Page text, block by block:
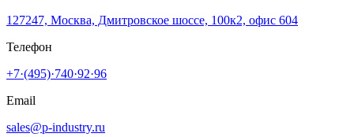
127247, Москва, Дмитровское шоссе, 100к2, офис 604
Телефон
+7·(495)·740·92·96
Email
sales@p-industry.ru